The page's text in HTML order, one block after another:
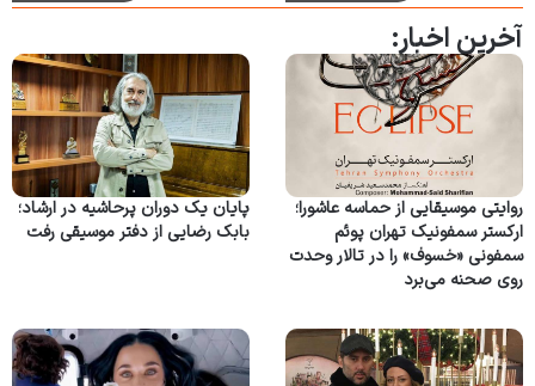
آخرین اخبار:
روایتی موسیقایی از حماسه عاشورا؛
ارکستر سمفونیک تهران پوئم
سمفونی «خسوف» را در تالار وحدت
روی صحنه می‌برد
پایان یک دوران پرحاشیه در ارشاد؛
بابک رضایی از دفتر موسیقی رفت